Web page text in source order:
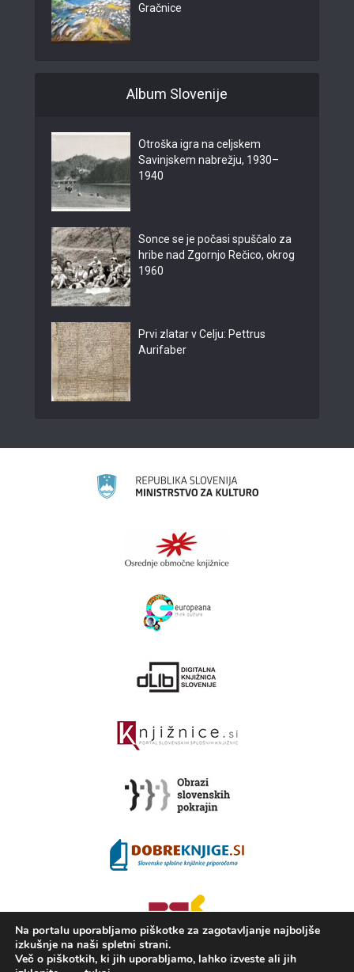
Gračnice
Album Slovenije
Otroška igra na celjskem
Savinjskem nabrežju, 1930–
1940
Sonce se je počasi spuščalo za
hribe nad Zgornjo Rečico, okrog
1960
Prvi zlatar v Celju: Pettrus
Aurifaber
Na portalu uporabljamo piškotke za zagotavljanje najboljše
izkušnje na naši spletni strani.
Več o piškotkih, ki jih uporabljamo, lahko izveste ali jih